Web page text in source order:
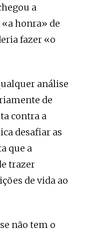
a
honra» de
fazer «o
análise
de
contra a
desafiar as
que a
trazer
de vida ao
não tem o